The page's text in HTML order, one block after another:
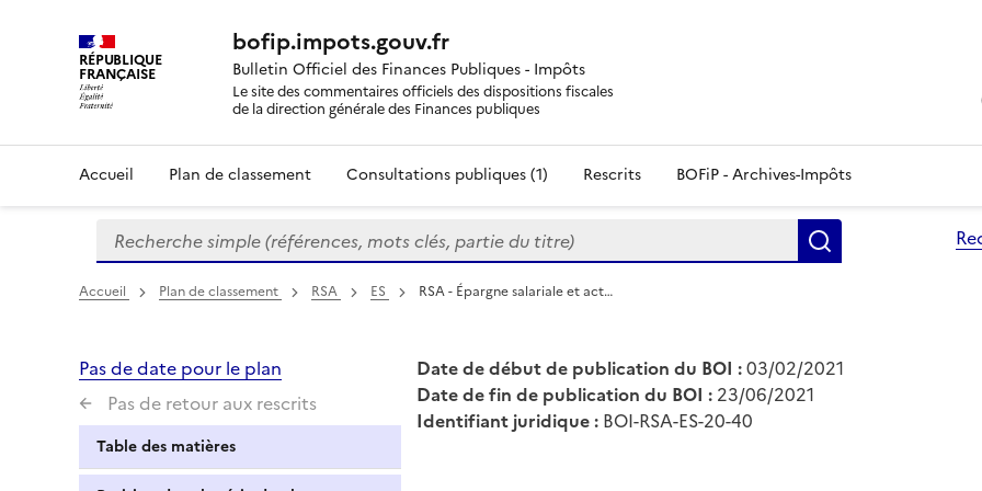
RÉPUBLIQUE
FRANÇAISE
bofip.impots.gouv.fr
Bulletin Officiel des Finances Publiques - Impôts
Le site des commentaires officiels des dispositions fiscales
de la direction générale des Finances publiques
Accueil Plan de classement Consultations publiques (1) Rescrits BOFiP - Archives-Impôts
Formulaire
de
recherche
Recherche simple (références, mots clés, partie du titre)
Accueil Plan de classement RSA ES RSA - Épargne salariale et act…
Pas de date pour le plan
Pas de retour aux rescrits
Table des matières
Date de début de publication du BOI :03/02/2021
Date de fin de publication du BOI : 23/06/2021
Identifiant juridique : BOI-RSA-ES-20-40